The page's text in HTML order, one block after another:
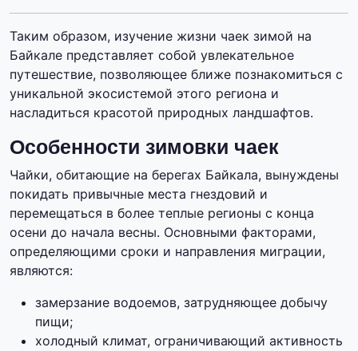
Таким образом, изучение жизни чаек зимой на
Байкале представляет собой увлекательное
путешествие, позволяющее ближе познакомиться с
уникальной экосистемой этого региона и
насладиться красотой природных ландшафтов.
Особенности зимовки чаек
Чайки, обитающие на берегах Байкала, вынуждены
покидать привычные места гнездовий и
перемещаться в более теплые регионы с конца
осени до начала весны. Основными факторами,
определяющими сроки и направления миграции,
являются:
замерзание водоемов, затрудняющее добычу
пищи;
холодный климат, ограничивающий активность